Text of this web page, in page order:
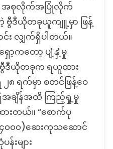
သုံ
ပန်း
လေယာဉ်
ခံ
ရ
အစုလိုက်အပြုံလိုက်
ဒီယိုတခုယူကျူ့မှာ ဖြန့်
င်း လျှက်ရှိပါတယ်။
ော့ကတော့ ပျံ့နှံ့မှု
ဒီယိုတခုက ရယူထား
၂၈ ရက်မှာ စတင်ဖြန့်ဝေ
ချိန်အထိ ကြည့်ရှု့မှု
ားတယ်။ “စောက်ပု
၀၀၀)‌ဆေးကုသဆောင်
းများ